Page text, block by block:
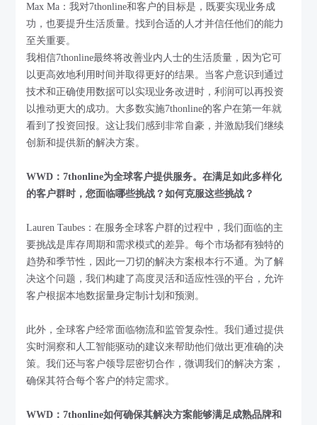
Max Ma：我对7thonline和客户的目标是，既要实现业务成
功，也要提升生活质量。找到合适的人才并信任他们的能力
至关重要。
我相信7thonline最终将改善业内人士的生活质量，因为它可
以更高效地利用时间并取得更好的结果。当客户意识到通过
技术和正确使用数据可以实现业务改进时，利润可以再投资
以推动更大的成功。大多数实施7thonline的客户在第一年就
看到了投资回报。这让我们感到非常自豪，并激励我们继续
创新和提供新的解决方案。
WWD：7thonline为全球客户提供服务。在满足如此多样化
的客户群时，您面临哪些挑战？如何克服这些挑战？
Lauren Taubes：在服务全球客户群的过程中，我们面临的主
要挑战是库存周期和需求模式的差异。每个市场都有独特的
趋势和季节性，因此一刀切的解决方案根本行不通。为了解
决这个问题，我们构建了高度灵活和适应性强的平台，允许
客户根据本地数据量身定制计划和预测。
此外，全球客户经常面临物流和监管复杂性。我们通过提供
实时洞察和人工智能驱动的建议来帮助他们做出更准确的决
策。我们还与客户领导层密切合作，微调我们的解决方案，
确保其符合每个客户的特定需求。
WWD：7thonline如何确保其解决方案能够满足成熟品牌和